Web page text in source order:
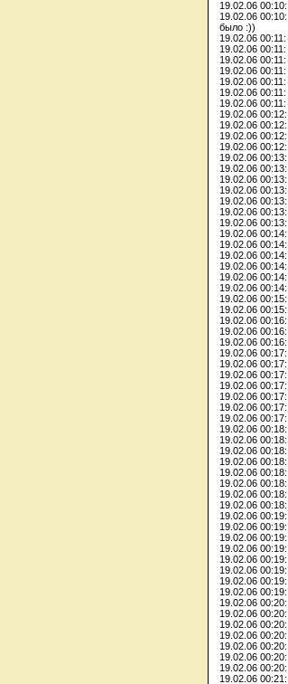
19.02.06 00:10:
19.02.06 00:10:
было :))
19.02.06 00:11:
19.02.06 00:11:
19.02.06 00:11:
19.02.06 00:11:
19.02.06 00:11:
19.02.06 00:11:
19.02.06 00:11:
19.02.06 00:12:
19.02.06 00:12:
19.02.06 00:12:
19.02.06 00:12:
19.02.06 00:13:
19.02.06 00:13:
19.02.06 00:13:
19.02.06 00:13:
19.02.06 00:13:
19.02.06 00:13:
19.02.06 00:13:
19.02.06 00:14:
19.02.06 00:14:
19.02.06 00:14:
19.02.06 00:14:
19.02.06 00:14:
19.02.06 00:14:
19.02.06 00:15:
19.02.06 00:15:
19.02.06 00:16:
19.02.06 00:16:
19.02.06 00:16:
19.02.06 00:17:
19.02.06 00:17:
19.02.06 00:17:
19.02.06 00:17:
19.02.06 00:17:
19.02.06 00:17:
19.02.06 00:17:
19.02.06 00:18:
19.02.06 00:18:
19.02.06 00:18:
19.02.06 00:18:
19.02.06 00:18:
19.02.06 00:18:
19.02.06 00:18:
19.02.06 00:18:
19.02.06 00:19:
19.02.06 00:19:
19.02.06 00:19:
19.02.06 00:19:
19.02.06 00:19:
19.02.06 00:19:
19.02.06 00:19:
19.02.06 00:19:
19.02.06 00:20:
19.02.06 00:20:
19.02.06 00:20:
19.02.06 00:20:
19.02.06 00:20:
19.02.06 00:20:
19.02.06 00:20:
19.02.06 00:21: